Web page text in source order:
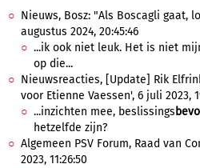
Nieuws, Bosz: "Als Boscagli gaat,
augustus 2024, 20:45:46
...ik ook niet leuk. Het is niet
op die...
Nieuwsreacties, [Update] Rik
voor Etienne Vaessen', 6 juli 2023,
...inzichten mee, beslissings
hetzelfde zijn?
Algemeen PSV Forum, Raad van
2023, 11:26:50